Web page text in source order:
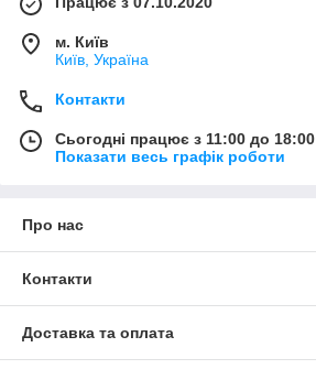
м. Київ
Київ, Україна
Контакти
Сьогодні працює з 11:00 до 18:00
Показати весь графік роботи
Про нас
Контакти
Доставка та оплата